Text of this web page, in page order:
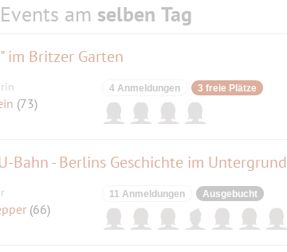
am selben Tag
im Britzer Garten
(73)
4 Anmeldungen 3 freie Plätze
Bahn - Berlins Geschichte im Untergrund
(66)
11 Anmeldungen Ausgebucht